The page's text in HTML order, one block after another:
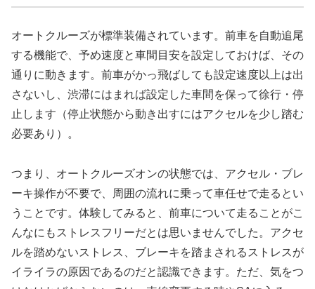
オートクルーズが標準装備されています。前車を自動追尾
する機能で、予め速度と車間目安を設定しておけば、その
通りに動きます。前車がかっ飛ばしても設定速度以上は出
さないし、渋滞にはまれば設定した車間を保って徐行・停
止します（停止状態から動き出すにはアクセルを少し踏む
必要あり）。
つまり、オートクルーズオンの状態では、アクセル・ブレ
ーキ操作が不要で、周囲の流れに乗って車任せで走るとい
うことです。体験してみると、前車について走ることがこ
んなにもストレスフリーだとは思いませんでした。アクセ
ルを踏めないストレス、ブレーキを踏まされるストレスが
イライラの原因であるのだと認識できます。ただ、気をつ